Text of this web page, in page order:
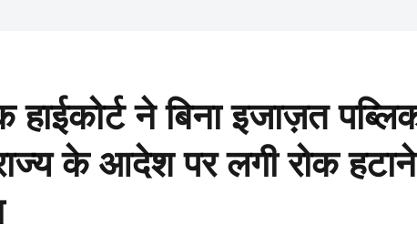
हाईकोर्ट ने बिना इजाज़त
के आदेश पर लगी रोक हटाने